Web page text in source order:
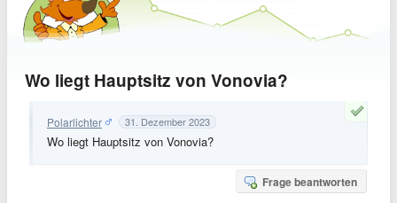
Wo liegt Hauptsitz von Vonovia?
Polarlichter 31. Dezember 2023
Wo liegt Hauptsitz von Vonovia?
Frage beantworten